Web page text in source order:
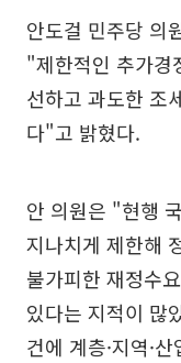
안도걸 민주당 의
"제한적인 추가경
선하고 과도한 조
다"고 밝혔다.
안 의원은 "현행
지나치게 제한해
불가피한 재정수
있다는 지적이 많
건에 계층·지역·